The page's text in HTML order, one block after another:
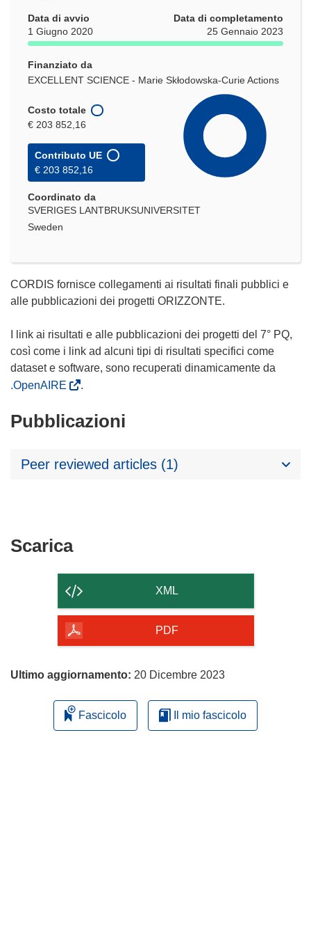
Data di avvio
1 Giugno 2020
Data di completamento
25 Gennaio 2023
Finanziato da
EXCELLENT SCIENCE - Marie Skłodowska-Curie Actions
Costo totale
€ 203 852,16
Contributo UE
€ 203 852,16
Coordinato da
SVERIGES LANTBRUKSUNIVERSITET
Sweden
CORDIS fornisce collegamenti ai risultati finali pubblici e
alle pubblicazioni dei progetti ORIZZONTE.
I link ai risultati e alle pubblicazioni dei progetti del 7° PQ,
così come i link ad alcuni tipi di risultati specifici come
dataset e software, sono recuperati dinamicamente da
.OpenAIRE
.
Pubblicazioni
Peer reviewed articles (1)
ScaricaScarica
contenuto
della
pagina
XML
PDF
Ultimo aggiornamento: 20 Dicembre 2023
Fascicolo Il mio fascicolo